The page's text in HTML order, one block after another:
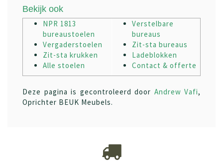
Bekijk ook
NPR 1813
bureaustoelen
Vergaderstoelen
Zit-sta krukken
Alle stoelen
Verstelbare
bureaus
Zit-sta bureaus
Ladeblokken
Contact & offerte
Deze pagina is gecontroleerd door Andrew Vafi,
Oprichter BEUK Meubels.